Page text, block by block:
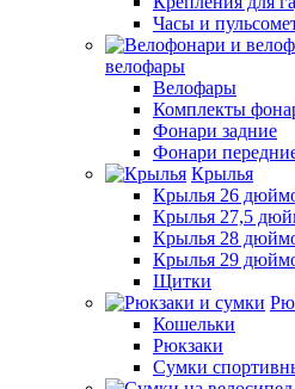
Часы и
велофары
Велофары
Комплекты
Фонари задние
Фонари
Крылья
Крылья 26
Крылья 27,5
Крылья 28
Крылья 29
Щитки
Кошельки
Рюкзаки
Сумки